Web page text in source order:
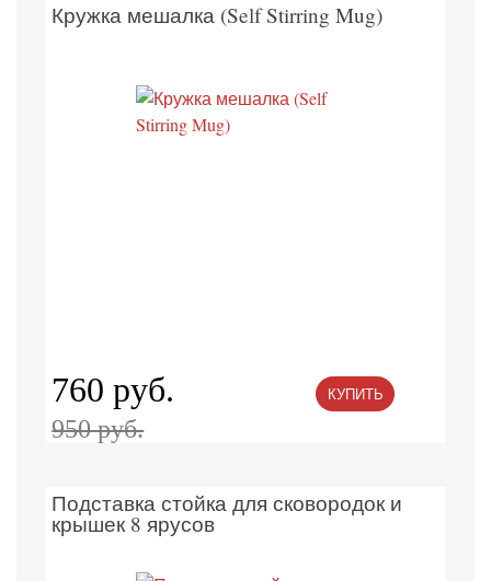
Кружка мешалка (Self Stirring Mug)
760 руб.
950 руб.
КУПИТЬ
Подставка стойка для сковородок и
крышек 8 ярусов